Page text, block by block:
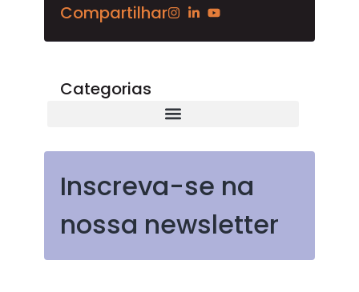
Compartilhar
Categorias
Inscreva-se na
nossa newsletter